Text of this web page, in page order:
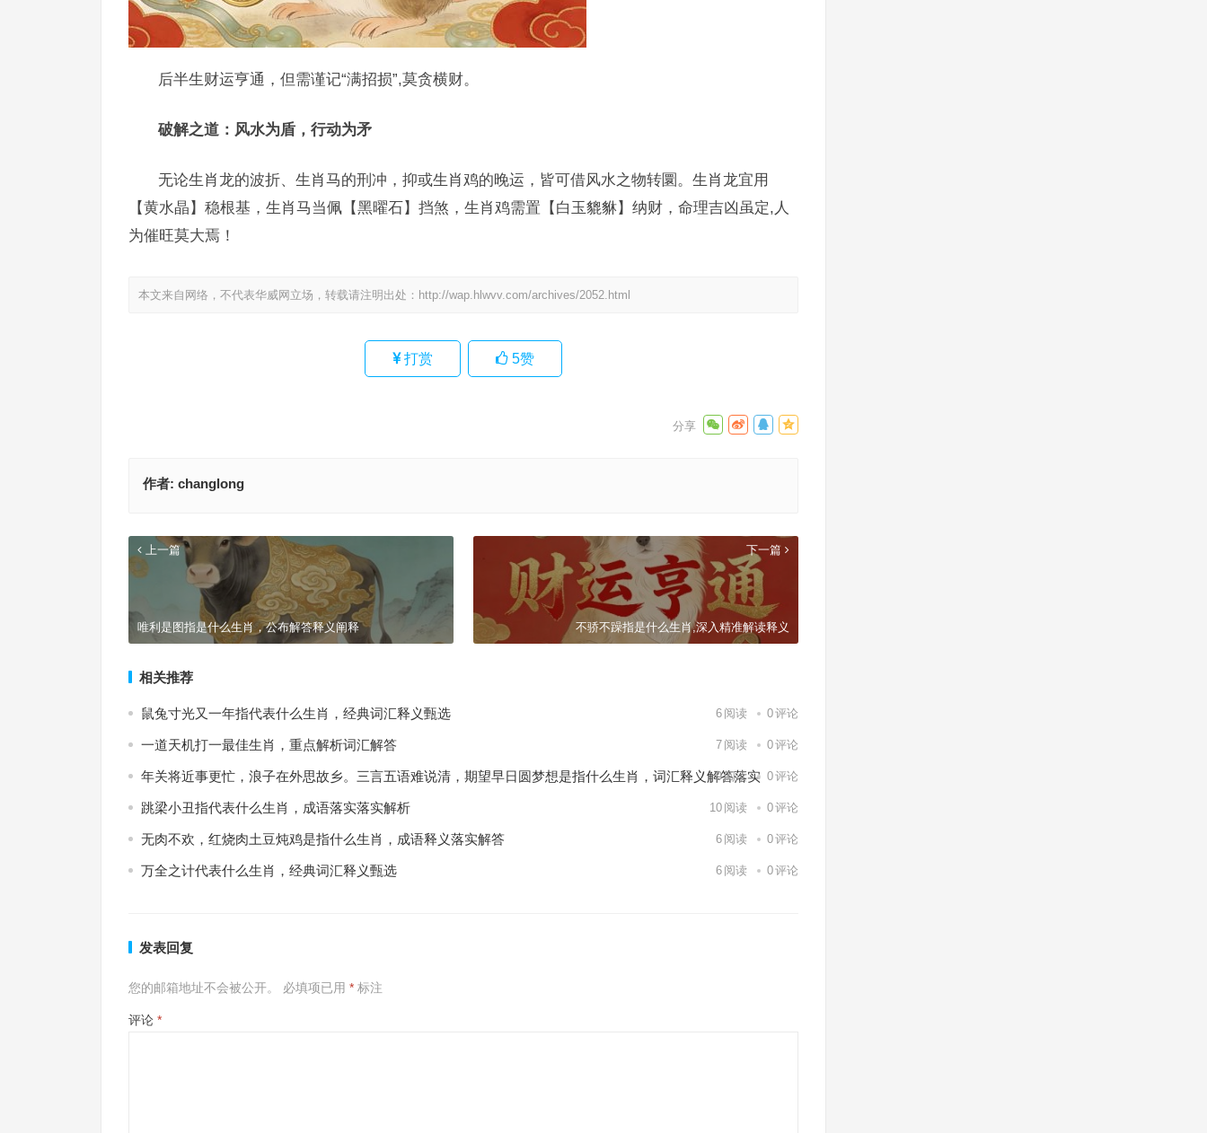
后半生财运亨通，但需谨记“满招损”,莫贪横财。
破解之道：风水为盾，行动为矛
无论生肖龙的波折、生肖马的刑冲，抑或生肖鸡的晚运，皆可借风水之物转圜。生肖龙宜用
【黄水晶】稳根基，生肖马当佩【黑曜石】挡煞，生肖鸡需置【白玉貔貅】纳财，命理吉凶虽定,人
为催旺莫大焉！
本文来自网络，不代表华威网立场，转载请注明出处： http://wap.hlwvv.com/archives/2052.html
打赏 5赞
作者: changlong
上一篇
唯利是图指是什么生肖，公布解答释义阐释
下一篇
不骄不躁指是什么生肖,深入精准解读释义
相关推荐
鼠兔寸光又一年指代表什么生肖，经典词汇释义甄选 6 阅读 0评论
一道天机打一最佳生肖，重点解析词汇解答 7 阅读 0评论
年关将近事更忙，浪子在外思故乡。三言五语难说清，期望早日圆梦想是指什么生肖，词汇释义解答落实
9阅读 0评论
跳梁小丑指代表什么生肖，成语落实落实解析 10 阅读 0评论
无肉不欢，红烧肉土豆炖鸡是指什么生肖，成语释义落实解答 6 阅读 0评论
万全之计代表什么生肖，经典词汇释义甄选 6 阅读 0评论
发表回复
您的邮箱地址不会被公开。 必填项已用 * 标注
评论 *